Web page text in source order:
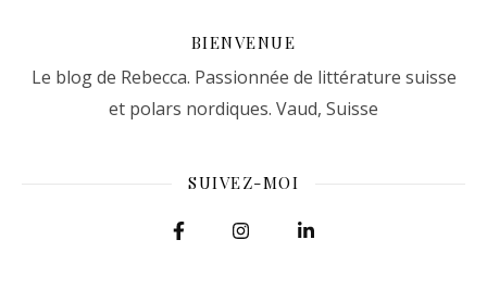
BIENVENUE
Le blog de Rebecca. Passionnée de littérature suisse
et polars nordiques. Vaud, Suisse
SUIVEZ-MOI